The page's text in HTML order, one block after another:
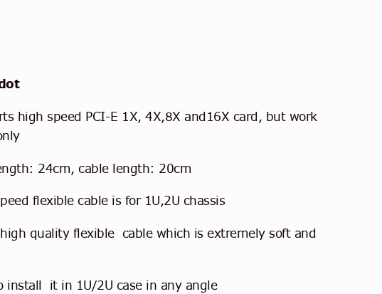
speed PCI-E 1X, 4X,8X and16X card, but work
24cm, cable length: 20cm
flexible cable is for 1U,2U chassis
quality flexible cable which is extremely soft and
it in 1U/2U case in any angle